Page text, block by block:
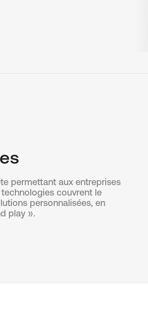
permettant aux entreprises
couvrent le
personnalisées, en
play ».